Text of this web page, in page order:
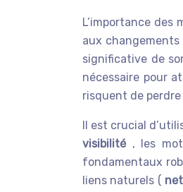
L’importance
aux
significative de
nécessaire pour
risquent de
Il est crucial
visibilité , les
fondamentaux
liens naturels (